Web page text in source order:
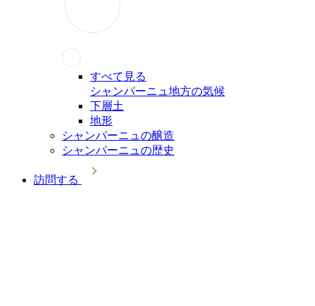
すべて見る
シャンパーニュ地方の気候
下層土
地形
シャンパーニュの醸造
シャンパーニュの歴史
訪問する